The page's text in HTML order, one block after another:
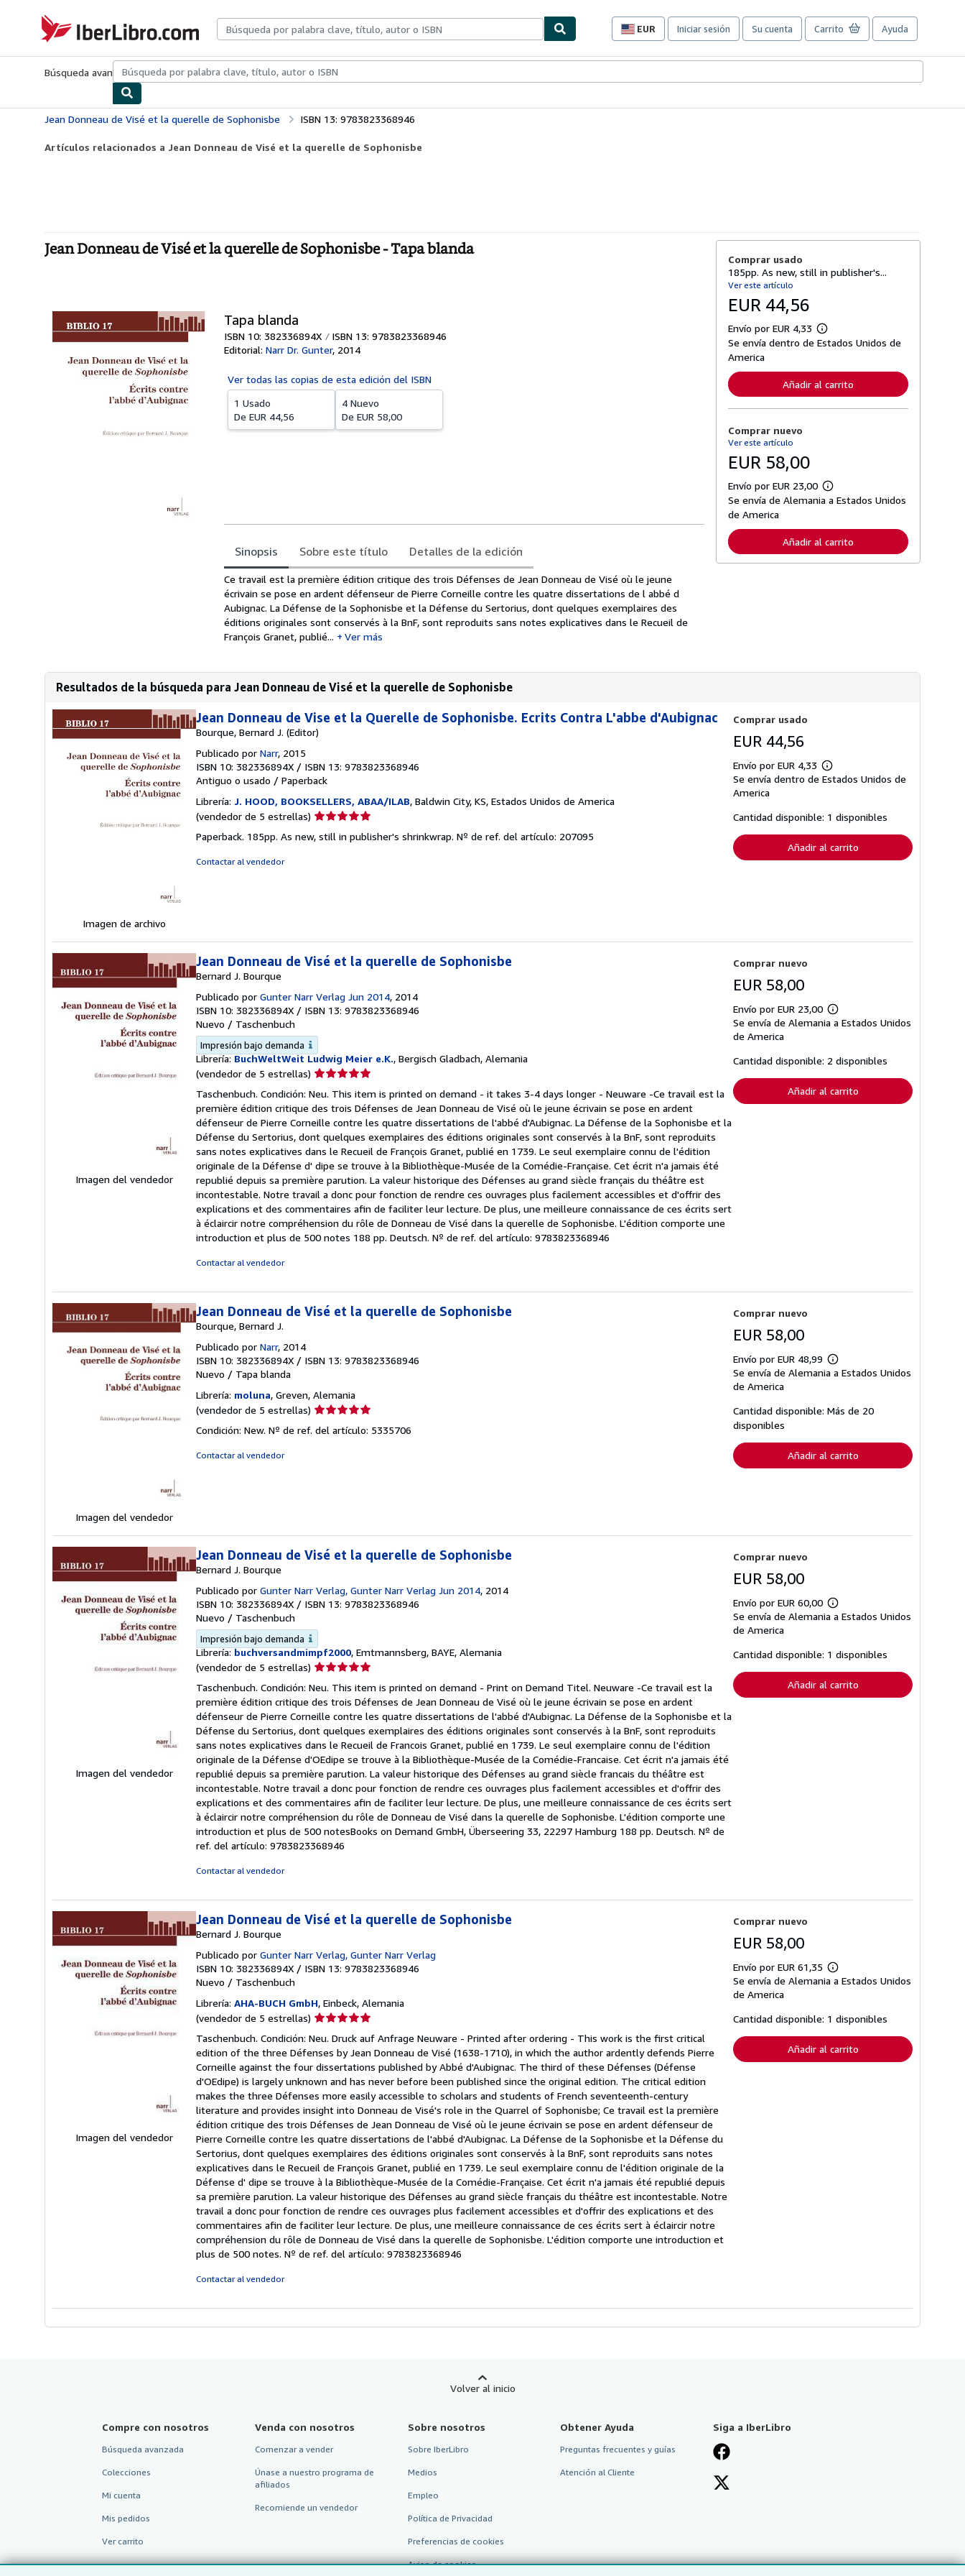
IberLibro.com
EUR
Preferencias
compra
sitio.
Iniciar sesión Su cuenta Carrito Ayuda
Búsqueda avanzadaColecciones Libros antiguosArte y coleccionismo
Jean Donneau de Visé et la querelle de Sophonisbe ISBN 13: 9783823368946
Artículos relacionados a Jean Donneau de Visé et la querelle de Sophonisbe
Jean Donneau de Visé et la querelle de Sophonisbe - Tapa blanda
Tapa blanda
ISBN 10: 382336894X ISBN 13: 9783823368946
Editorial: Narr Dr. Gunter, 2014
Ver todas las copias de esta edición del ISBN
1 Usado
De EUR 44,56
4 Nuevo
De EUR 58,00
Sinopsis Sobre este título Detalles de la edición
Sinopsis
Ce travail est la première édition critique des trois Défenses de Jean Donneau de Visé où le jeune
écrivain se pose en ardent défenseur de Pierre Corneille contre les quatre dissertations de l abbé d
Aubignac. La Défense de la Sophonisbe et la Défense du Sertorius, dont quelques exemplaires des
éditions originales sont conservés à la BnF, sont reproduits sans notes explicatives dans le Recueil de
François Granet, publié...
Ver más
Comprar usado
185pp. As new, still in publisher's...
Ver este artículo
EUR 44,56
Envío por EUR 4,33
M
á
f
o
r
s
o
b
e
l
a
Se envía dentro de Estados Unidos de
America
Añadir al carrito
Comprar nuevo
Ver este artículo
EUR 58,00
Envío por EUR 23,00
M
á
f
o
r
r
i
f
a
e
e
n
v
Se envía de Alemania a Estados Unidos
de America
Añadir al carrito
Resultados de la búsqueda para Jean Donneau de Visé et la querelle de Sophonisbe
Imagen de archivo
Jean Donneau de Vise et la Querelle de Sophonisbe. Ecrits Contra L'abbe d'Aubignac
Bourque, Bernard J. (Editor)
Publicado por Narr, 2015
ISBN 10: 382336894X / ISBN 13: 9783823368946
Antiguo o usado / Paperback
Librería: J. HOOD, BOOKSELLERS, ABAA/ILAB, Baldwin City, KS, Estados Unidos de America
(vendedor de 5 estrellas) Calificación
vendedor:
Paperback. 185pp. As new, still in publisher's shrinkwrap. Nº de ref. del artículo: 207095
Contactar al vendedor
Comprar usado
EUR 44,56
Envío por EUR 4,33
Más
información
tarifas
de
envío
Se envía dentro de Estados Unidos de
America
Cantidad disponible: 1 disponibles
Añadir al carrito
Imagen del vendedor
Jean Donneau de Visé et la querelle de Sophonisbe
Bernard J. Bourque
Publicado por Gunter Narr Verlag Jun 2014, 2014
ISBN 10: 382336894X / ISBN 13: 9783823368946
Nuevo / Taschenbuch
Impresión bajo demanda
Librería: BuchWeltWeit Ludwig Meier e.K., Bergisch Gladbach, Alemania
(vendedor de 5 estrellas) Calificación
vendedor:
5
de
5
estrellas
Taschenbuch. Condición: Neu. This item is printed on demand - it takes 3-4 days longer - Neuware -Ce travail est la
première édition critique des trois Défenses de Jean Donneau de Visé où le jeune écrivain se pose en ardent
défenseur de Pierre Corneille contre les quatre dissertations de l'abbé d'Aubignac. La Défense de la Sophonisbe et la
Défense du Sertorius, dont quelques exemplaires des éditions originales sont conservés à la BnF, sont reproduits
sans notes explicatives dans le Recueil de François Granet, publié en 1739. Le seul exemplaire connu de l'édition
originale de la Défense d' dipe se trouve à la Bibliothèque-Musée de la Comédie-Française. Cet écrit n'a jamais été
republié depuis sa première parution. La valeur historique des Défenses au grand siècle français du théâtre est
incontestable. Notre travail a donc pour fonction de rendre ces ouvrages plus facilement accessibles et d'offrir des
explications et des commentaires afin de faciliter leur lecture. De plus, une meilleure connaissance de ces écrits sert
à éclaircir notre compréhension du rôle de Donneau de Visé dans la querelle de Sophonisbe. L'édition comporte une
introduction et plus de 500 notes 188 pp. Deutsch. Nº de ref. del artículo: 9783823368946
Contactar al vendedor
Comprar nuevo
EUR 58,00
Envío por EUR 23,00
Más
información
tarifas
de
envío
Se envía de Alemania a Estados Unidos
de America
Cantidad disponible: 2 disponibles
Añadir al carrito
Imagen del vendedor
Jean Donneau de Visé et la querelle de Sophonisbe
Bourque, Bernard J.
Publicado por Narr, 2014
ISBN 10: 382336894X / ISBN 13: 9783823368946
Nuevo / Tapa blanda
Librería: moluna, Greven, Alemania
(vendedor de 5 estrellas) Calificación
vendedor:
Condición: New. Nº de ref. del artículo: 5335706
Contactar al vendedor
Comprar nuevo
EUR 58,00
Envío por EUR 48,99
Más
información
tarifas
de
Se envía de Alemania a Estados Unidos
de America
Cantidad disponible: Más de 20
disponibles
Añadir al carrito
Imagen del vendedor
Jean Donneau de Visé et la querelle de Sophonisbe
Bernard J. Bourque
Publicado por Gunter Narr Verlag, Gunter Narr Verlag Jun 2014, 2014
ISBN 10: 382336894X / ISBN 13: 9783823368946
Nuevo / Taschenbuch
Impresión bajo demanda
Librería: buchversandmimpf2000, Emtmannsberg, BAYE, Alemania
(vendedor de 5 estrellas) Calificación
vendedor:
5
de
5
estrellas
Taschenbuch. Condición: Neu. This item is printed on demand - Print on Demand Titel. Neuware -Ce travail est la
première édition critique des trois Défenses de Jean Donneau de Visé où le jeune écrivain se pose en ardent
défenseur de Pierre Corneille contre les quatre dissertations de l'abbé d'Aubignac. La Défense de la Sophonisbe et la
Défense du Sertorius, dont quelques exemplaires des éditions originales sont conservés à la BnF, sont reproduits
sans notes explicatives dans le Recueil de Francois Granet, publié en 1739. Le seul exemplaire connu de l'édition
originale de la Défense d'OEdipe se trouve à la Bibliothèque-Musée de la Comédie-Francaise. Cet écrit n'a jamais été
republié depuis sa première parution. La valeur historique des Défenses au grand siècle francais du théâtre est
incontestable. Notre travail a donc pour fonction de rendre ces ouvrages plus facilement accessibles et d'offrir des
explications et des commentaires afin de faciliter leur lecture. De plus, une meilleure connaissance de ces écrits sert
à éclaircir notre compréhension du rôle de Donneau de Visé dans la querelle de Sophonisbe. L'édition comporte une
introduction et plus de 500 notesBooks on Demand GmbH, Überseering 33, 22297 Hamburg 188 pp. Deutsch. Nº de
ref. del artículo: 9783823368946
Contactar al vendedor
Comprar nuevo
EUR 58,00
Envío por EUR 60,00
Más
información
tarifas
de
envío
Se envía de Alemania a Estados Unidos
de America
Cantidad disponible: 1 disponibles
Añadir al carrito
Imagen del vendedor
Jean Donneau de Visé et la querelle de Sophonisbe
Bernard J. Bourque
Publicado por Gunter Narr Verlag, Gunter Narr Verlag
ISBN 10: 382336894X / ISBN 13: 9783823368946
Nuevo / Taschenbuch
Librería: AHA-BUCH GmbH, Einbeck, Alemania
(vendedor de 5 estrellas) Calificación
vendedor:
5
de
5
estrellas
Taschenbuch. Condición: Neu. Druck auf Anfrage Neuware - Printed after ordering - This work is the first critical
edition of the three Défenses by Jean Donneau de Visé (1638-1710), in which the author ardently defends Pierre
Corneille against the four dissertations published by Abbé d'Aubignac. The third of these Défenses (Défense
d'OEdipe) is largely unknown and has never before been published since the original edition. The critical edition
makes the three Défenses more easily accessible to scholars and students of French seventeenth-century
literature and provides insight into Donneau de Visé's role in the Quarrel of Sophonisbe; Ce travail est la première
édition critique des trois Défenses de Jean Donneau de Visé où le jeune écrivain se pose en ardent défenseur de
Pierre Corneille contre les quatre dissertations de l'abbé d'Aubignac. La Défense de la Sophonisbe et la Défense du
Sertorius, dont quelques exemplaires des éditions originales sont conservés à la BnF, sont reproduits sans notes
explicatives dans le Recueil de François Granet, publié en 1739. Le seul exemplaire connu de l'édition originale de la
Défense d' dipe se trouve à la Bibliothèque-Musée de la Comédie-Française. Cet écrit n'a jamais été republié depuis
sa première parution. La valeur historique des Défenses au grand siècle français du théâtre est incontestable. Notre
travail a donc pour fonction de rendre ces ouvrages plus facilement accessibles et d'offrir des explications et des
commentaires afin de faciliter leur lecture. De plus, une meilleure connaissance de ces écrits sert à éclaircir notre
compréhension du rôle de Donneau de Visé dans la querelle de Sophonisbe. L'édition comporte une introduction et
plus de 500 notes. Nº de ref. del artículo: 9783823368946
Contactar al vendedor
Comprar nuevo
EUR 58,00
Envío por EUR 61,35
Más
información
tarifas
de
envío
Se envía de Alemania a Estados Unidos
de America
Cantidad disponible: 1 disponibles
Añadir al carrito
Volver al inicio
Compre con nosotros
Búsqueda avanzada
Colecciones
Mi cuenta
Mis pedidos
Ver carrito
Venda con nosotros
Comenzar a vender
Únase a nuestro programa de
afiliados
Recomiende un vendedor
Sobre nosotros
Sobre IberLibro
Medios
Empleo
Política de Privacidad
Preferencias de cookies
Aviso de cookies
Obtener Ayuda
Preguntas frecuentes y guías
Atención al Cliente
Siga a IberLibro